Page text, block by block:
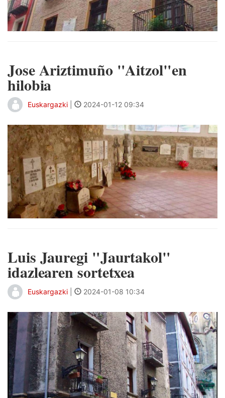
Jose Ariztimuño "Aitzol"en
hilobia
Euskargazki 2024-01-12 09:34
Luis Jauregi "Jaurtakol"
idazlearen sortetxea
Euskargazki 2024-01-08 10:34